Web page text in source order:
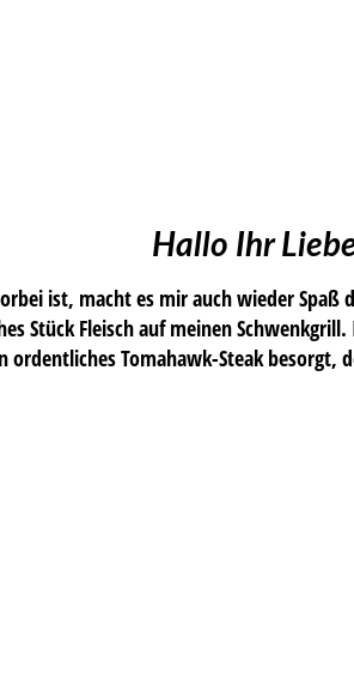
Hallo Ihr
ist, macht es mir auch wieder Spaß
Stück Fleisch auf meinen
ordentliches Tomahawk-Steak besorgt,